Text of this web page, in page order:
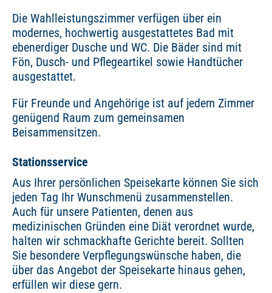
Die Wahlleistungszimmer verfügen über ein
modernes, hochwertig ausgestattetes Bad mit
ebenerdiger Dusche und WC. Die Bäder sind mit
Fön, Dusch- und Pflegeartikel sowie Handtücher
ausgestattet.
Für Freunde und Angehörige ist auf jedem Zimmer
genügend Raum zum gemeinsamen
Beisammensitzen.
Stationsservice
Aus Ihrer persönlichen Speisekarte können Sie sich
jeden Tag Ihr Wunschmenü zusammenstellen.
Auch für unsere Patienten, denen aus
medizinischen Gründen eine Diät verordnet wurde,
halten wir schmackhafte Gerichte bereit. Sollten
Sie besondere Verpflegungswünsche haben, die
über das Angebot der Speisekarte hinaus gehen,
erfüllen wir diese gern.